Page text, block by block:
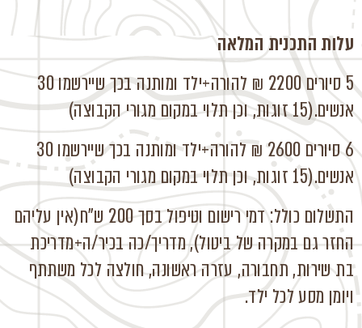
עלות התכנית המלאה
5 סיורים 2200 ₪ להורה+ילד ומותנה בכך שיירשמו 30
אנשים.(15 זוגות, וכן תלוי במקום מגורי הקבוצה)
6 סיורים 2600 ₪ להורה+ילד ומותנה בכך שיירשמו 30
אנשים.(15 זוגות, וכן תלוי במקום מגורי הקבוצה)
התשלום כולל: דמי רישום וטיפול בסך 200 ש"ח(אין עליהם
החזר גם במקרה של ביטול), מדריך/כה בכיר/ה+מדריכת
בת שירות, תחבורה, עזרה ראשונה, חולצה לכל משתתף
ויומן מסע לכל ילד.